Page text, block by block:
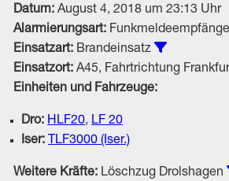
Datum: August 4, 2018 um 23:13 Uhr
Alarmierungsart:
Einsatzart: Brandeinsatz
Einsatzort: A45, Fahrtrichtung
Einheiten und Fahrzeuge:
Dro: HLF20,LF 20
Iser: TLF3000 (Iser.)
Weitere Kräfte: Löschzug Drolshagen